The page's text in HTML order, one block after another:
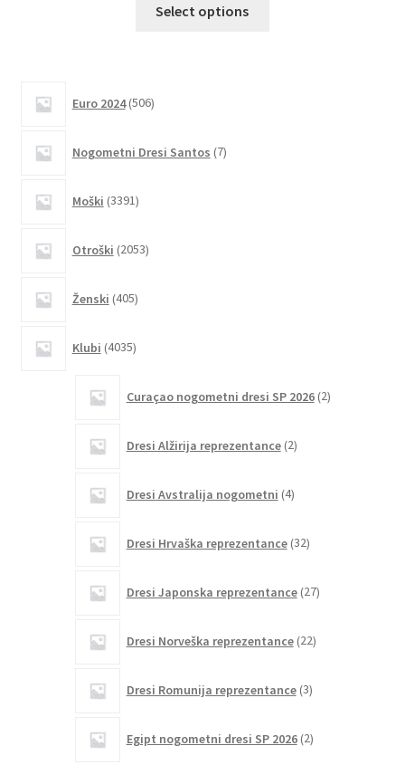
Select options
Euro 2024 506izdelkov
Nogometni Dresi Santos 7izdelkov
Moški 3391izdelkov
Otroški 2053izdelkov
Ženski 405izdelkov
Klubi 4035izdelkov
Curaçao nogometni dresi SP 2026 2izdelka
Dresi Alžirija reprezentance 2izdelka
Dresi Avstralija nogometni 4izdelki
Dresi Hrvaška reprezentance 32izdelkov
Dresi Japonska reprezentance 27izdelkov
Dresi Norveška reprezentance 22izdelkov
Dresi Romunija reprezentance 3izdelki
Egipt nogometni dresi SP 2026 2izdelka